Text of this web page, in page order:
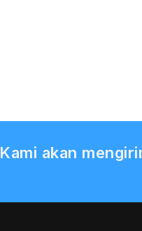
Kami akan